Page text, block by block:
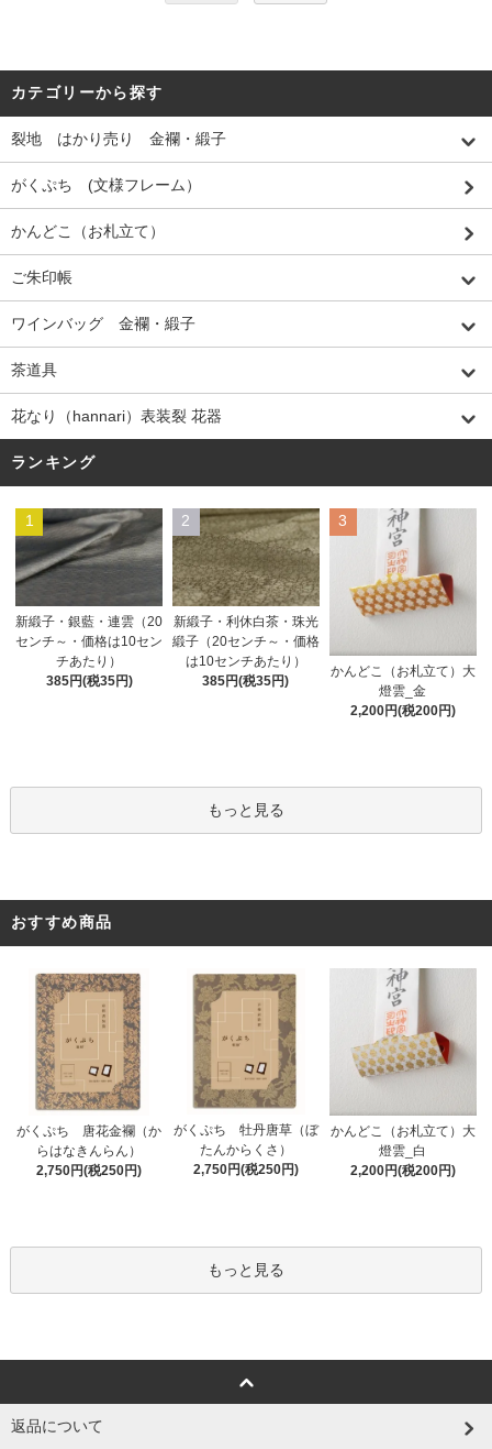
カテゴリーから探す
裂地 はかり売り 金襴・緞子
がくぷち (文様フレーム）
かんどこ（お札立て）
ご朱印帳
ワインバッグ 金襴・緞子
茶道具
花なり（hannari）表装裂 花器
ランキング
1
新緞子・銀藍・連雲（20
センチ～・価格は10セン
チあたり）
385円(税35円)
2
新緞子・利休白茶・珠光
緞子（20センチ～・価格
は10センチあたり）
385円(税35円)
3
かんどこ（お札立て）大
燈雲_金
2,200円(税200円)
もっと見る
おすすめ商品
がくぷち 唐花金襴（か
らはなきんらん）
2,750円(税250円)
がくぷち 牡丹唐草（ぼ
たんからくさ）
2,750円(税250円)
かんどこ（お札立て）大
燈雲_白
2,200円(税200円)
もっと見る
返品について